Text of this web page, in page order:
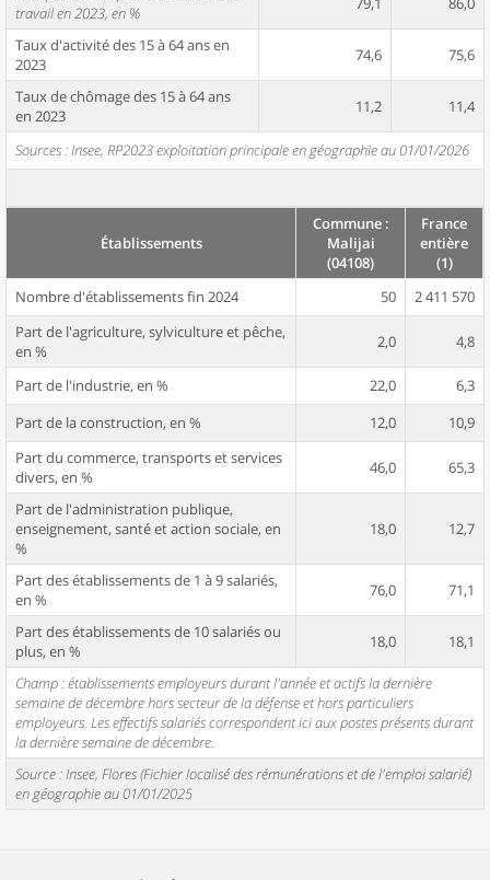
travail en 2023, en %
Taux d'activité des 15 à 64 ans en
2023
74,6 75,6
Taux de chômage des 15 à 64 ans
en 2023
11,2 11,4
Sources : Insee, RP2023 exploitation principale en géographie au 01/01/2026
Établissements
Commune :
Malijai
(04108)
France
entière
(1)
Nombre d'établissements fin 2024
50
2 411 570
Part de l'agriculture, sylviculture et pêche,
en %
2,0 4,8
Part de l'industrie, en % 22,0
6,3
Part de la construction, en %
12,0
10,9
Part du commerce, transports et services
divers, en %
46,0 65,3
Part de l'administration publique,
enseignement, santé et action sociale, en
%
18,0 12,7
Part des établissements de 1 à 9 salariés,
en %
76,0 71,1
Part des établissements de 10 salariés ou
plus, en %
18,0 18,1
Champ : établissements employeurs durant l'année et actifs la dernière
semaine de décembre hors secteur de la défense et hors particuliers
employeurs. Les effectifs salariés correspondent ici aux postes présents durant
la dernière semaine de décembre.
Source : Insee, Flores (Fichier localisé des rémunérations et de l'emploi salarié)
en géographie au 01/01/2025